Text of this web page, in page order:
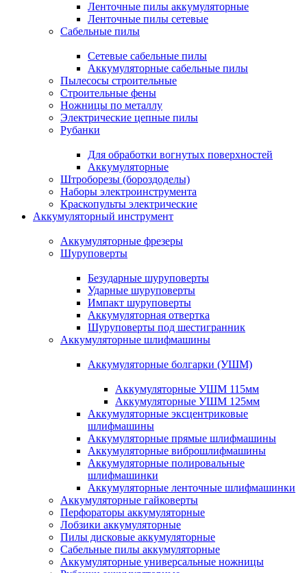
Ленточные пилы аккумуляторные
Ленточные пилы сетевые
Сабельные пилы
Сетевые сабельные пилы
Аккумуляторные сабельные пилы
Пылесосы строительные
Строительные фены
Ножницы по металлу
Электрические цепные пилы
Рубанки
Для обработки вогнутых поверхностей
Аккумуляторные
Штроборезы (бороздоделы)
Наборы электроинструмента
Краскопульты электрические
Аккумуляторный инструмент
Аккумуляторные фрезеры
Шуруповерты
Безударные шуруповерты
Ударные шуруповерты
Импакт шуруповерты
Аккумуляторная отвертка
Шуруповерты под шестигранник
Аккумуляторные шлифмашины
Аккумуляторные болгарки (УШМ)
Аккумуляторные УШМ 115мм
Аккумуляторные УШМ 125мм
Аккумуляторные эксцентриковые
шлифмашины
Аккумуляторные прямые шлифмашины
Аккумуляторные виброшлифмашины
Аккумуляторные полировальные
шлифмашинки
Аккумуляторные ленточные шлифмашинки
Аккумуляторные гайковерты
Перфораторы аккумуляторные
Лобзики аккумуляторные
Пилы дисковые аккумуляторные
Сабельные пилы аккумуляторные
Аккумуляторные универсальные ножницы